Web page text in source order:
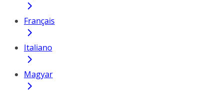
Français
Italiano
Magyar